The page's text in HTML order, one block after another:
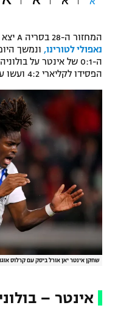
תקנון עבור פעילות ספורט 1 –
טניס
גיימינג E-Sports
תנאי שימוש
מדיניות פרטיות
תקנון פעילות ספורט 1
רשיון להקרנה פומבית
הצטרפות לחבילת
לוח דרושים – ג'ובנט
בייסבול MLB
ספורט אתגרי
אומנויות לחימה
גיימינג E-Sports
המחזור ה-28 בסריה A יצא לדרך אמש (שישי) עם
נאפולי לטורינו, ונמשך
ה-0:1 של אינטר על
הפסידו לקליארי 4:2 ועשו עוד צעד גדול בדרך לירידה.
שחקן אינטר יאן אורל ביסק עם קרלוס
אינטר – בולוניה